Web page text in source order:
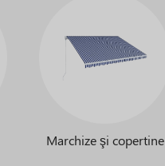
Marchize şi copertine